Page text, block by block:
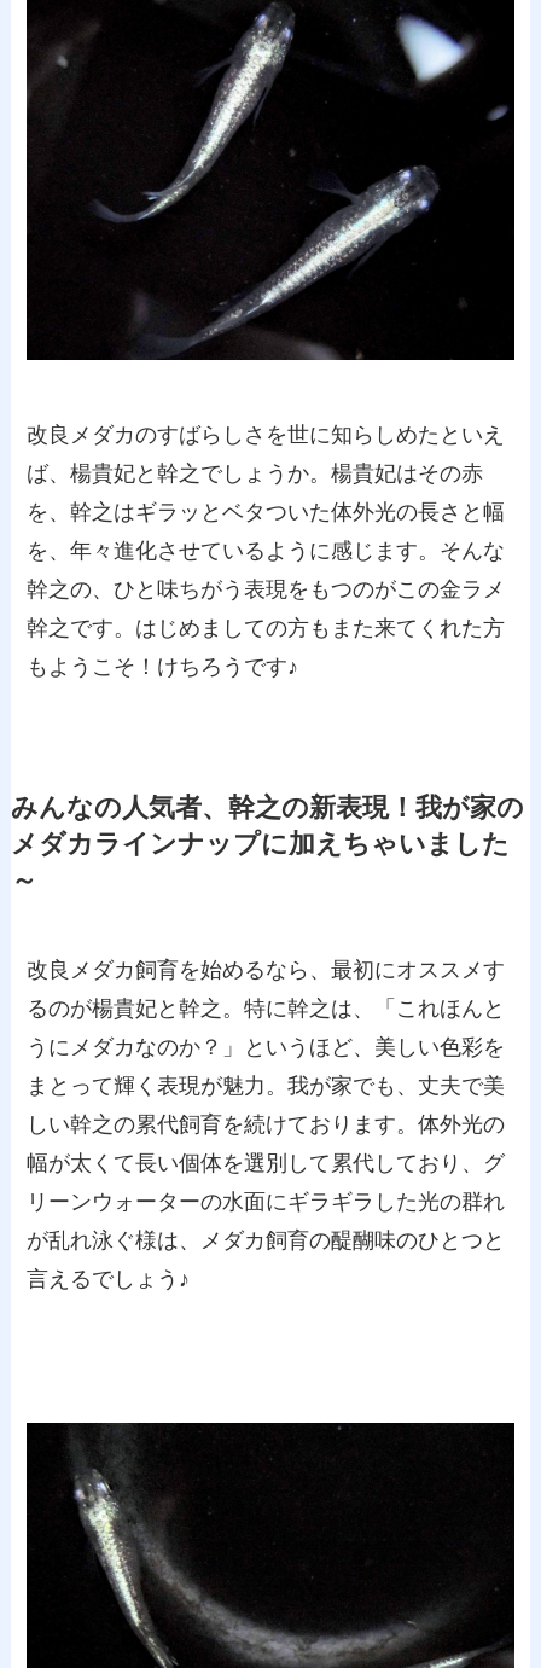
改良メダカのすばらしさを世に知らしめたといえ
ば、楊貴妃と幹之でしょうか。楊貴妃はその赤
を、幹之はギラッとベタついた体外光の長さと幅
を、年々進化させているように感じます。そんな
幹之の、ひと味ちがう表現をもつのがこの金ラメ
幹之です。はじめましての方もまた来てくれた方
もようこそ！けちろうです♪
みんなの人気者、幹之の新表現！我が家の
メダカラインナップに加えちゃいました
～
改良メダカ飼育を始めるなら、最初にオススメす
るのが楊貴妃と幹之。特に幹之は、「これほんと
うにメダカなのか？」というほど、美しい色彩を
まとって輝く表現が魅力。我が家でも、丈夫で美
しい幹之の累代飼育を続けております。体外光の
幅が太くて長い個体を選別して累代しており、グ
リーンウォーターの水面にギラギラした光の群れ
が乱れ泳ぐ様は、メダカ飼育の醍醐味のひとつと
言えるでしょう♪